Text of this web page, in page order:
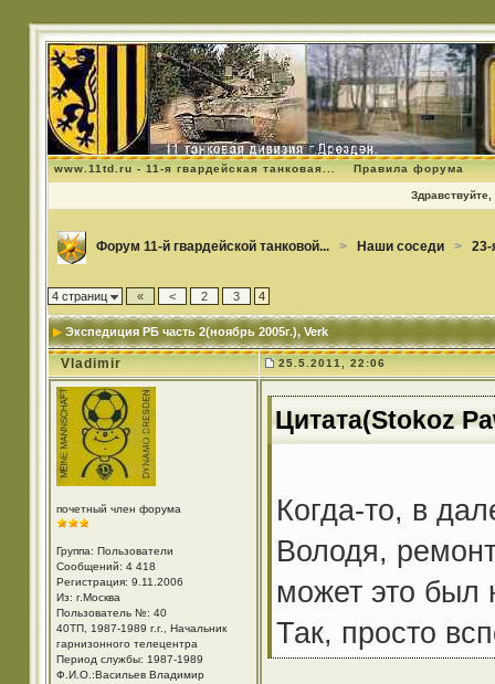
www.11td.ru - 11-я гвардейская танковая... Правила форума
Здравствуйте,
Форум 11-й гвардейской танковой... > Наши соседи > 23-
4 страниц « < 2 3 4
Экспедиция РБ часть 2(ноябрь 2005г.), Verk
Vladimir 25.5.2011, 22:06
почетный член форума
Группа: Пользователи
Сообщений: 4 418
Регистрация: 9.11.2006
Из: г.Москва
Пользователь №: 40
40ТП, 1987-1989 г.г., Начальник
гарнизонного телецентра
Период службы: 1987-1989
Ф.И.О.:Васильев Владимир
Цитата(Stokoz
Когда-то, в
Володя,
может это был
Так, просто